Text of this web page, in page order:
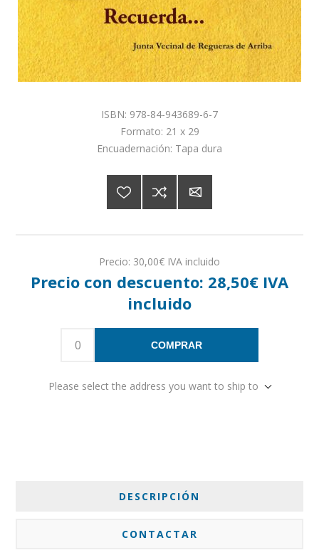
ISBN: 978-84-943689-6-7
Formato: 21 x 29
Encuadernación: Tapa dura
Precio: 30,00€ IVA incluido
Precio con descuento: 28,50€ IVA
incluido
COMPRAR
Please select the address you want to ship to
DESCRIPCIÓN
CONTACTAR